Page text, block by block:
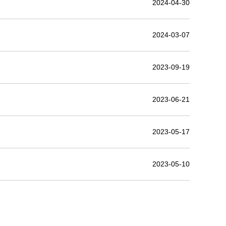
2024-04-30
2024-03-07
2023-09-19
2023-06-21
2023-05-17
2023-05-10